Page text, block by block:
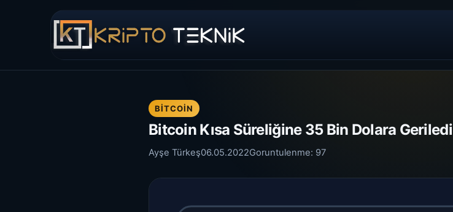
BITCOIN
Bitcoin Kısa Süreliğine 35 Bin Dolara Geriledi
Ayşe Türkeş06.05.2022Goruntulenme: 97